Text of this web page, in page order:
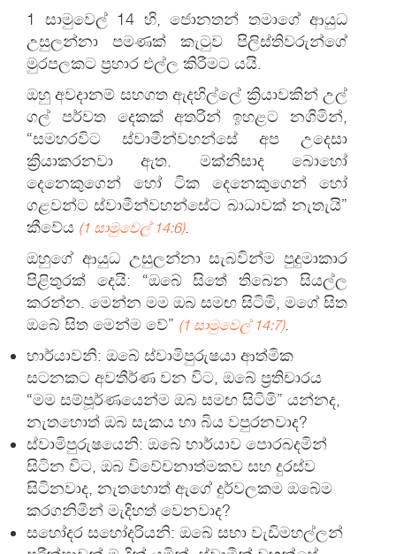
1 සාමුවෙල් 14 හි, ජොනතන් තමාගේ ආයුධ
උසුලන්නා පමණක් කැටුව පිලිස්තිවරුන්ගේ
මුරපලකට ප්‍රහාර එල්ල කිරීමට යයි.
ඔහු අවදානම් සහගත ඇදහිල්ලේ ක්‍රියාවකින් උල්
ගල් පර්වත දෙකක් අතරින් ඉහළට නගිමින්,
“සමහරවිට ස්වාමීන්වහන්සේ අප උදෙසා
ක්‍රියාකරනවා ඇත. මක්නිසාද බොහෝ
දෙනෙකුගෙන් හෝ ටික දෙනෙකුගෙන් හෝ
ගළවන්ට ස්වාමීන්වහන්සේට බාධාවක් නැතැයි”
කීවේය (1 සාමුවෙල් 14:6).
ඔහුගේ ආයුධ උසුලන්නා සැබවින්ම පුදුමාකාර
පිළිතුරක් දෙයි: “ඔබේ සිතේ තිබෙන සියල්ල
කරන්න. මෙන්න මම ඔබ සමඟ සිටිමි, මගේ සිත
ඔබේ සිත මෙන්ම වේ” (1 සාමුවෙල් 14:7).
භාර්යාවනි: ඔබේ ස්වාමිපුරුෂයා ආත්මික
සටනකට අවතීර්ණ වන විට, ඔබේ ප්‍රතිචාරය
“මම සම්පූර්ණයෙන්ම ඔබ සමඟ සිටිමි” යන්නද,
නැතහොත් ඔබ සැකය හා බිය වපුරනවාද?
ස්වාමිපුරුෂයෙනි: ඔබේ භාර්යාව පොරබදමින්
සිටින විට, ඔබ විවේචනාත්මකව සහ දුරස්ව
සිටිනවාද, නැතහොත් ඇගේ දුර්වලකම ඔබේම
කරගනිමින් මැදිහත් වෙනවාද?
සහෝදර සහෝදරියනි: ඔබේ සභා වැඩිමහල්ලන්